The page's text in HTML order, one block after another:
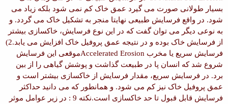
بسیار طولانی صورت می گیرد عمق خاک کم نمی شود بلکه زیاد می
شود. در واقع فرسایش طبیعی نهایتا منجر به تشکیل خاک می گردد. و
به نوعی دیگر می توان گفت که در این نوع فرسایش، خاکسازی بیشتر
از فرسایش خاک بوده و در نتیجه عمق پروفیل خاک افزایش می یابد. 2)
فرسایش سریع یا مخرب Accelerated Erosionموقعی این فرسایش
شروع شد که انسان پا در طبیعت گذاشت و پوشش گیاهی را از بین
برد. در فرسایش سریع، مقدار فرسایش از خاکسازی بیشتر است و
عمق پروفیل خاک نیز کم می شود. و همانطور که می دانید حداکثر
فرسایش قابل قبول تا حد خاکسازی است.نکته 9 :
در زیر عوامل موثر